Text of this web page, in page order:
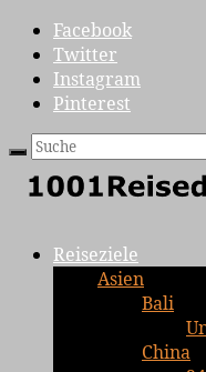
Facebook
Twitter
Instagram
Pinterest
Reiseziele
Asien
Bali
China